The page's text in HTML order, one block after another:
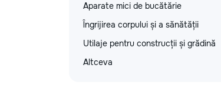
Aparate mici de bucătărie
Îngrijirea corpului și a sănătății
Utilaje pentru construcții și grădină
Altceva